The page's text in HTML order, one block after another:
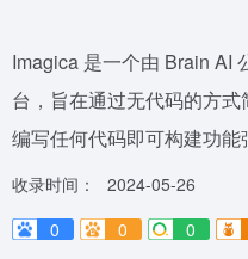
Imagica 是一个由 Brain AI
台，旨在通过无代码的方
编写任何代码即可构建功能
收录时间：
2024-05-26
0
0 0